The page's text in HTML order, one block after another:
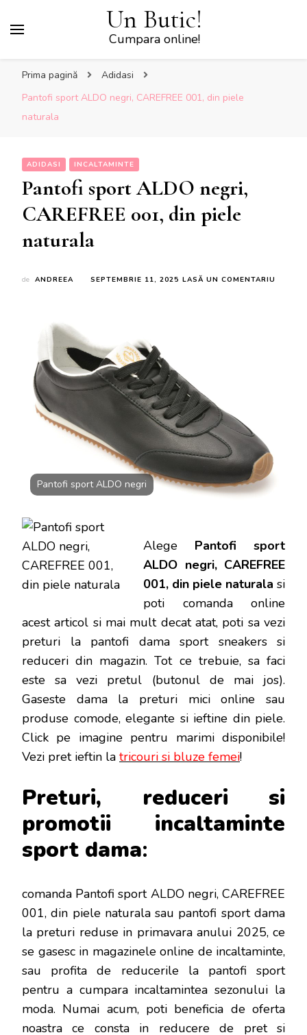
Un Butic!
Cumpara online!
Prima pagină
Adidasi
Pantofi sport ALDO negri, CAREFREE 001, din piele
naturala
ADIDASI INCALTAMINTE
Pantofi sport ALDO negri,
CAREFREE 001, din piele
naturala
de ANDREEA SEPTEMBRIE 11, 2025 LASĂ UN COMENTARIU
Pantofi sport ALDO negri
Alege Pantofi sport
ALDO negri, CAREFREE
001, din piele naturala si
poti
comanda online
acest articol si mai mult decat atat, poti sa vezi
preturi la pantofi dama sport sneakers si
reduceri din magazin. Tot ce trebuie, sa faci
este sa vezi pretul (butonul de mai jos).
Gaseste dama la preturi mici online sau
produse comode, elegante si ieftine din piele.
Click pe imagine pentru marimi disponibile!
Vezi pret ieftin la tricouri si bluze femei!
Preturi, reduceri si
promotii incaltaminte
sport dama:
comanda Pantofi sport ALDO negri, CAREFREE
001, din piele naturala sau pantofi sport dama
la preturi reduse in primavara anului 2025, ce
se gasesc in magazinele online de incaltaminte,
sau profita de reducerile la pantofi sport
pentru a cumpara incaltamintea sezonului la
moda. Numai acum, poti beneficia de oferta
noastra ce consta in reducere de pret si